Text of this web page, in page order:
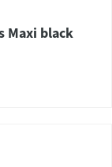
Maxi black